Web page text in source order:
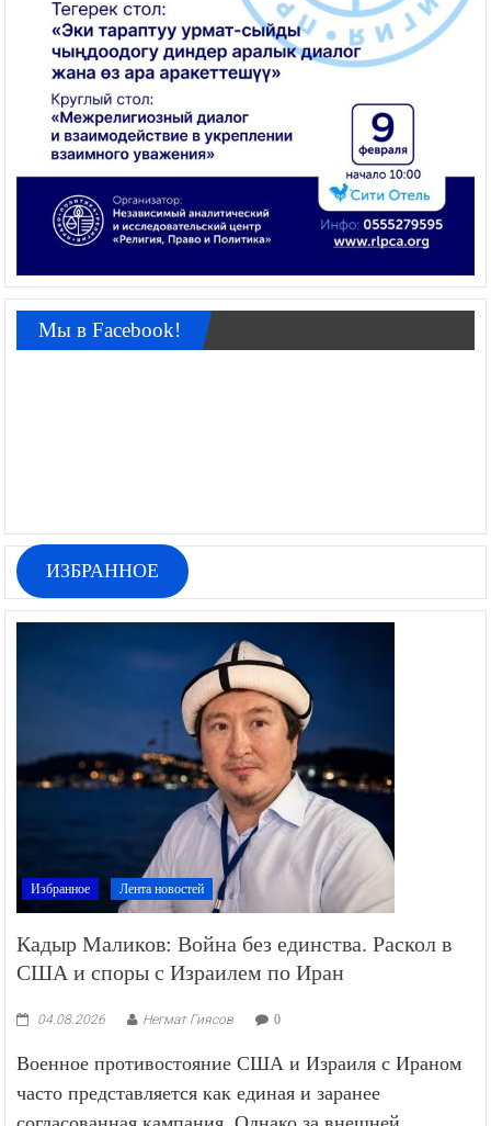
Мы в Facebook!
ИЗБРАННОЕ
Избранное Лента новостей
Кадыр Маликов: Война без единства. Раскол в
США и споры с Израилем по Иран
04.08.2026 Негмат Гиясов 0
Военное противостояние США и Израиля с Ираном
часто представляется как единая и заранее